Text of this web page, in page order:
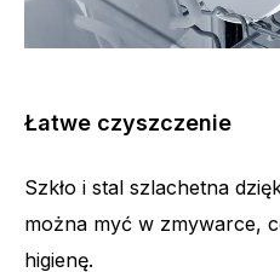
Łatwe czyszczenie
Szkło i stal szlachetna
można myć w zmywarce,
higienę.